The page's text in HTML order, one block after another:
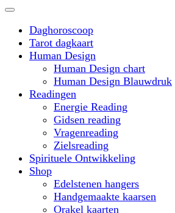
Daghoroscoop
Tarot dagkaart
Human Design
Human Design chart
Human Design Blauwdruk
Readingen
Energie Reading
Gidsen reading
Vragenreading
Zielsreading
Spirituele Ontwikkeling
Shop
Edelstenen hangers
Handgemaakte kaarsen
Orakel kaarten